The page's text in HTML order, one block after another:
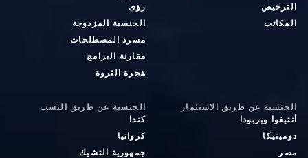
الترخيص
المكاتب
رؤى
الجنسية المزدوجة
مسرد المصطلحات
مقارنة البرامج
هجرة الثروة
الجنسية عن طريق الاستثمار
أنتيغوا وبربودا
دومينيكا
مصر
الجنسية عن طريق النسب
كندا
كرواتيا
جمهورية التشيك